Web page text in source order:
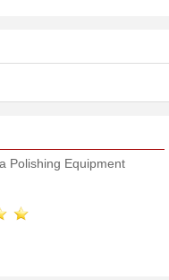
Polishing Equipment